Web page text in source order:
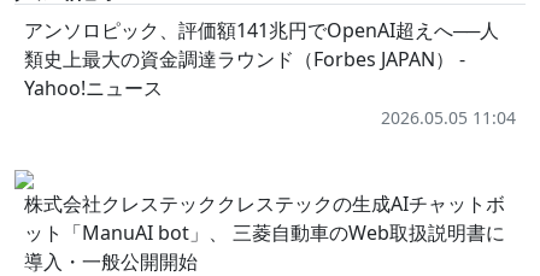
アンソロピック、評価額141兆円でOpenAI超えへ──人
類史上最大の資金調達ラウンド（Forbes JAPAN） -
Yahoo!ニュース
2026.05.05 11:04
株式会社クレステッククレステックの生成AIチャットボ
ット「ManuAI bot」、 三菱自動車のWeb取扱説明書に
導入・一般公開開始